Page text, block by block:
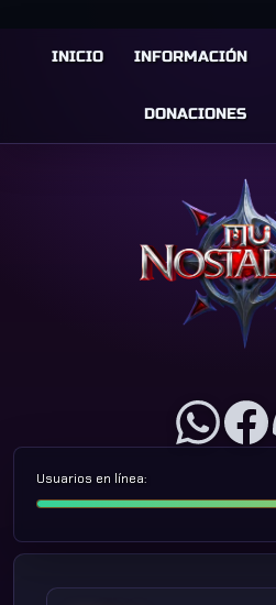
INICIO INFORMACIÓN
DONACIONES
Usuarios en línea: